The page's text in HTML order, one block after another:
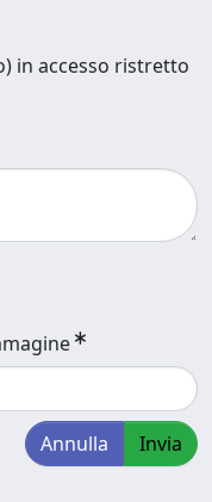
in accesso ristretto
Annulla Invia